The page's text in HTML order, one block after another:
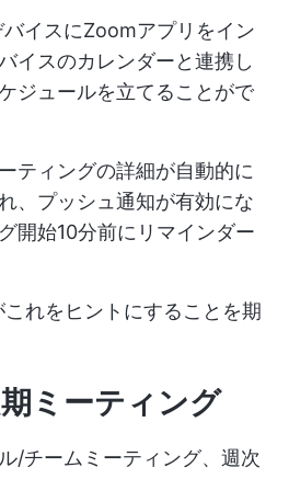
イスにZoomアプリをイン
イスのカレンダーと連携し
ジュールを立てることがで
ティングの詳細が自動的に
、プッシュ通知が有効にな
開始10分前にリマインダー
れをヒントにすることを期
ミーティング
/チームミーティング、週次